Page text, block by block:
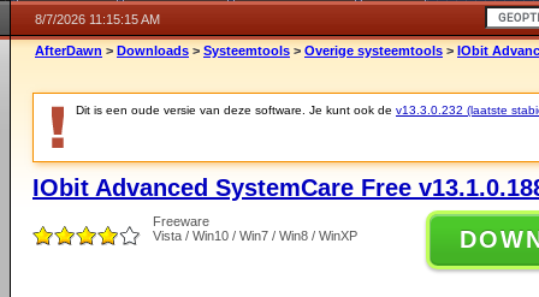
8/7/2026 11:15:15 AM
AfterDawn > Downloads > Systeemtools > Overige systeemtools > IObit
Dit is een oude versie van deze software. Je kunt ook de v13.3.0.232 (laatste
IObit Advanced SystemCare Free
Freeware
Vista / Win10 / Win7 / Win8 / WinXP